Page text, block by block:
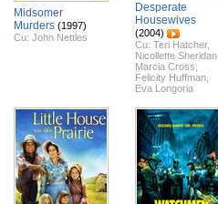
Midsomer
Murders (1997)
Cu: John Nettles
Desperate
Housewives
(2004)
Cu: Teri Hatcher,
Nicollette Sheridan
Marcia Cross
Felicity Huffman
Eva Longoria